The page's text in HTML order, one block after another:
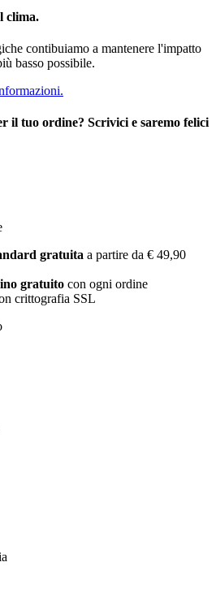
clima.
contibuiamo a mantenere l'impatto
basso possibile.
il tuo ordine? Scrivici e saremo felici
gratuita a partire da € 49,90
gratuito con ogni ordine
crittografia SSL